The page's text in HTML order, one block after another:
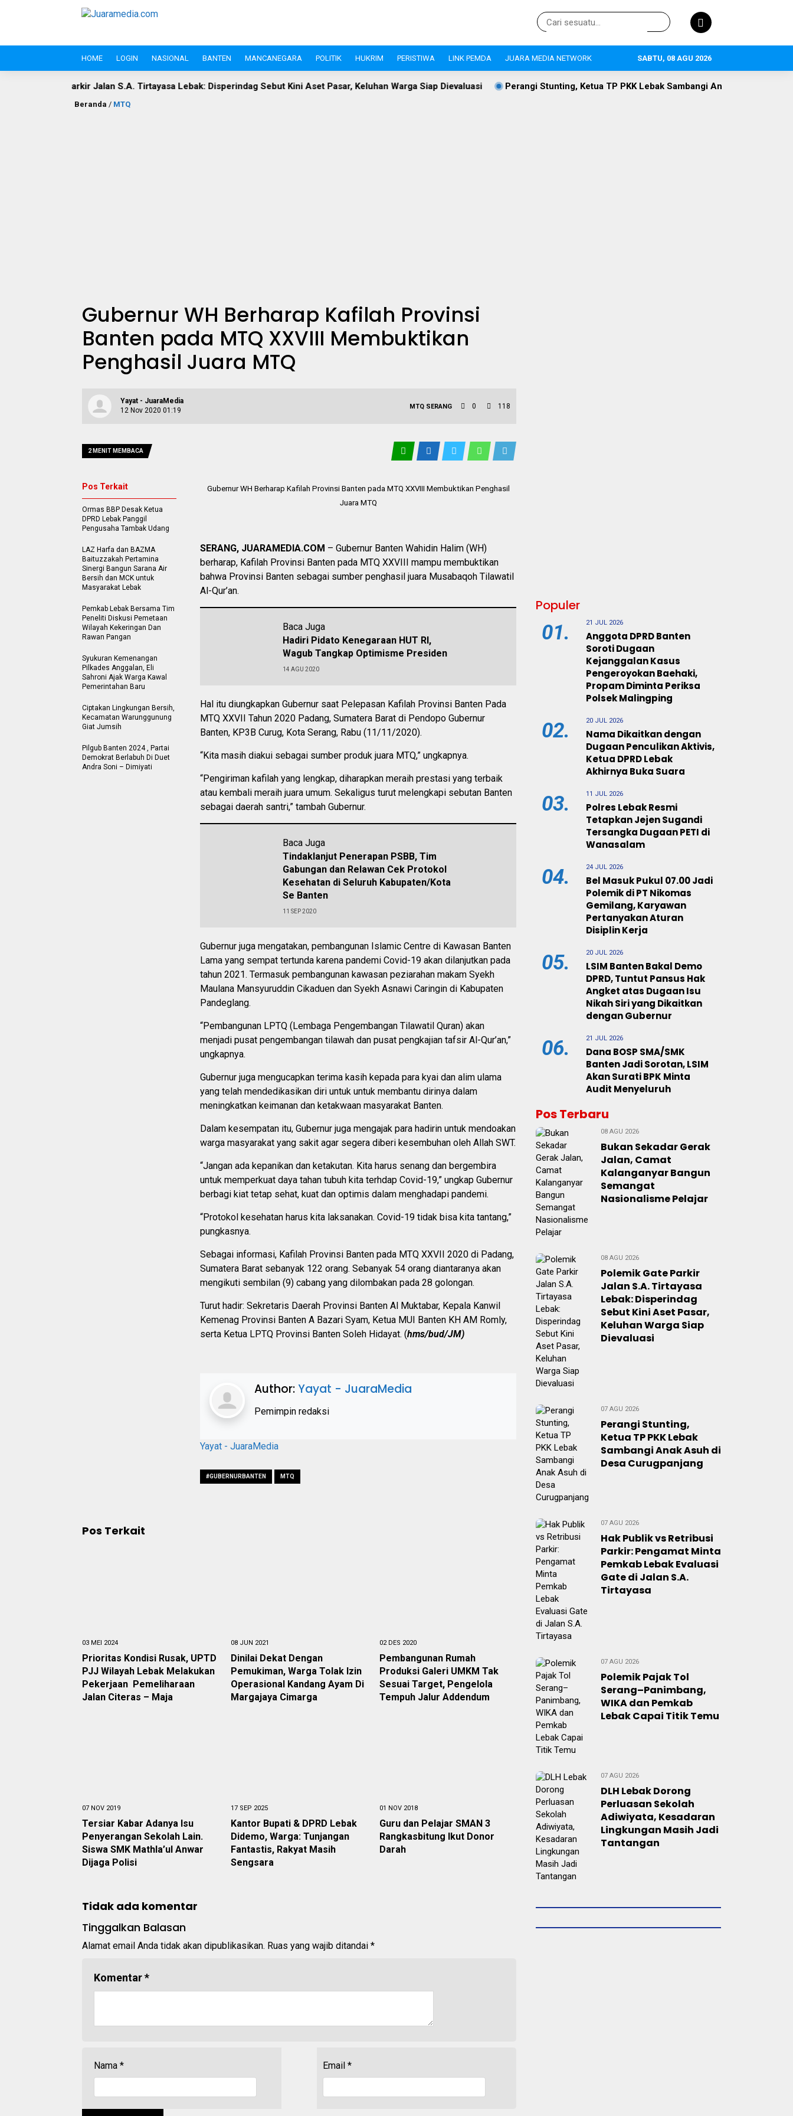
HOME LOGIN NASIONAL BANTEN MANCANEGARA POLITIK HUKRIM PERISTIWA LINK PEMDA JUARA MEDIA NETWORK SABTU, 08 AGU 2026
Jalan S.A. Tirtayasa Lebak: Disperindag Sebut Kini Aset Pasar, Keluhan Warga Siap Dievaluasi Perangi Stunting, Ketua TP PKK Lebak Sambangi Anak Asuh di Desa Curugpanjang
Beranda / MTQ
Gubernur WH Berharap Kafilah Provinsi
Banten pada MTQ XXVIII Membuktikan
Penghasil Juara MTQ
Yayat - JuaraMedia
12 Nov 2020 01:19
MTQ SERANG 0 118
2 MENIT MEMBACA
Gubernur WH Berharap Kafilah Provinsi Banten pada MTQ XXVIII Membuktikan Penghasil
Juara MTQ
SERANG, JUARAMEDIA.COM – Gubernur Banten Wahidin Halim (WH)
berharap, Kafilah Provinsi Banten pada MTQ XXVIII mampu membuktikan
bahwa Provinsi Banten sebagai sumber penghasil juara Musabaqoh Tilawatil
Al-Qur’an.
Baca Juga
Hadiri Pidato Kenegaraan HUT RI,
Wagub Tangkap Optimisme Presiden
14 AGU 2020
Hal itu diungkapkan Gubernur saat Pelepasan Kafilah Provinsi Banten Pada
MTQ XXVII Tahun 2020 Padang, Sumatera Barat di Pendopo Gubernur
Banten, KP3B Curug, Kota Serang, Rabu (11/11/2020).
“Kita masih diakui sebagai sumber produk juara MTQ,” ungkapnya.
“Pengiriman kafilah yang lengkap, diharapkan meraih prestasi yang terbaik
atau kembali meraih juara umum. Sekaligus turut melengkapi sebutan Banten
sebagai daerah santri,” tambah Gubernur.
Baca Juga
Tindaklanjut Penerapan PSBB, Tim
Gabungan dan Relawan Cek Protokol
Kesehatan di Seluruh Kabupaten/Kota
Se Banten
11 SEP 2020
Gubernur juga mengatakan, pembangunan Islamic Centre di Kawasan Banten
Lama yang sempat tertunda karena pandemi Covid-19 akan dilanjutkan pada
tahun 2021. Termasuk pembangunan kawasan peziarahan makam Syekh
Maulana Mansyuruddin Cikaduen dan Syekh Asnawi Caringin di Kabupaten
Pandeglang.
“Pembangunan LPTQ (Lembaga Pengembangan Tilawatil Quran) akan
menjadi pusat pengembangan tilawah dan pusat pengkajian tafsir Al-Qur’an,”
ungkapnya.
Gubernur juga mengucapkan terima kasih kepada para kyai dan alim ulama
yang telah mendedikasikan diri untuk untuk membantu dirinya dalam
meningkatkan keimanan dan ketakwaan masyarakat Banten.
Dalam kesempatan itu, Gubernur juga mengajak para hadirin untuk mendoakan
warga masyarakat yang sakit agar segera diberi kesembuhan oleh Allah SWT.
“Jangan ada kepanikan dan ketakutan. Kita harus senang dan bergembira
untuk memperkuat daya tahan tubuh kita terhdap Covid-19,” ungkap Gubernur
berbagi kiat tetap sehat, kuat dan optimis dalam menghadapi pandemi.
“Protokol kesehatan harus kita laksanakan. Covid-19 tidak bisa kita tantang,”
pungkasnya.
Sebagai informasi, Kafilah Provinsi Banten pada MTQ XXVII 2020 di Padang,
Sumatera Barat sebanyak 122 orang. Sebanyak 54 orang diantaranya akan
mengikuti sembilan (9) cabang yang dilombakan pada 28 golongan.
Turut hadir: Sekretaris Daerah Provinsi Banten Al Muktabar, Kepala Kanwil
Kemenag Provinsi Banten A Bazari Syam, Ketua MUI Banten KH AM Romly,
serta Ketua LPTQ Provinsi Banten Soleh Hidayat. (hms/bud/JM)
Author:Yayat - JuaraMedia
Pemimpin redaksi
Yayat - JuaraMedia
#GUBERNURBANTEN MTQ
Pos Terkait
Ormas BBP Desak Ketua
DPRD Lebak Panggil
Pengusaha Tambak Udang
LAZ Harfa dan BAZMA
Baituzzakah Pertamina
Sinergi Bangun Sarana Air
Bersih dan MCK untuk
Masyarakat Lebak
Pemkab Lebak Bersama Tim
Peneliti Diskusi Pemetaan
Wilayah Kekeringan Dan
Rawan Pangan
Syukuran Kemenangan
Pilkades Anggalan, Eli
Sahroni Ajak Warga Kawal
Pemerintahan Baru
Ciptakan Lingkungan Bersih,
Kecamatan Warunggunung
Giat Jumsih
Pilgub Banten 2024 , Partai
Demokrat Berlabuh Di Duet
Andra Soni – Dimiyati
Pos Terkait
03 MEI 2024
Prioritas Kondisi Rusak, UPTD
PJJ Wilayah Lebak Melakukan
Pekerjaan Pemeliharaan
Jalan Citeras – Maja
08 JUN 2021
Dinilai Dekat Dengan
Pemukiman, Warga Tolak Izin
Operasional Kandang Ayam Di
Margajaya Cimarga
02 DES 2020
Pembangunan Rumah
Produksi Galeri UMKM Tak
Sesuai Target, Pengelola
Tempuh Jalur Addendum
07 NOV 2019
Tersiar Kabar Adanya Isu
Penyerangan Sekolah Lain.
Siswa SMK Mathla’ul Anwar
Dijaga Polisi
17 SEP 2025
Kantor Bupati & DPRD Lebak
Didemo, Warga: Tunjangan
Fantastis, Rakyat Masih
Sengsara
01 NOV 2018
Guru dan Pelajar SMAN 3
Rangkasbitung Ikut Donor
Darah
Tidak ada komentar
Tinggalkan Balasan
Alamat email Anda tidak akan dipublikasikan. Ruas yang wajib ditandai *
Komentar*
Nama * Email *
Populer
01. 21 JUL 2026
Anggota DPRD Banten
Soroti Dugaan
Kejanggalan Kasus
Pengeroyokan Baehaki,
Propam Diminta Periksa
Polsek Malingping
02. 20 JUL 2026
Nama Dikaitkan dengan
Dugaan Penculikan Aktivis,
Ketua DPRD Lebak
Akhirnya Buka Suara
03. 11 JUL 2026
Polres Lebak Resmi
Tetapkan Jejen Sugandi
Tersangka Dugaan PETI di
Wanasalam
04. 24 JUL 2026
Bel Masuk Pukul 07.00 Jadi
Polemik di PT Nikomas
Gemilang, Karyawan
Pertanyakan Aturan
Disiplin Kerja
05. 20 JUL 2026
LSIM Banten Bakal Demo
DPRD, Tuntut Pansus Hak
Angket atas Dugaan Isu
Nikah Siri yang Dikaitkan
dengan Gubernur
06. 21 JUL 2026
Dana BOSP SMA/SMK
Banten Jadi Sorotan, LSIM
Akan Surati BPK Minta
Audit Menyeluruh
Pos Terbaru
08 AGU 2026
Bukan Sekadar Gerak
Jalan, Camat
Kalanganyar Bangun
Semangat
Nasionalisme Pelajar
08 AGU 2026
Polemik Gate Parkir
Jalan S.A. Tirtayasa
Lebak: Disperindag
Sebut Kini Aset Pasar,
Keluhan Warga Siap
Dievaluasi
07 AGU 2026
Perangi Stunting,
Ketua TP PKK Lebak
Sambangi Anak Asuh di
Desa Curugpanjang
07 AGU 2026
Hak Publik vs Retribusi
Parkir: Pengamat Minta
Pemkab Lebak Evaluasi
Gate di Jalan S.A.
Tirtayasa
07 AGU 2026
Polemik Pajak Tol
Serang–Panimbang,
WIKA dan Pemkab
Lebak Capai Titik Temu
07 AGU 2026
DLH Lebak Dorong
Perluasan Sekolah
Adiwiyata, Kesadaran
Lingkungan Masih Jadi
Tantangan